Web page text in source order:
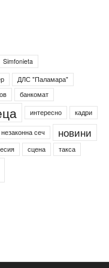
Simfonieta
ДЛС "Паламара"
банкомат
интересно кадри
незаконна сеч новини
сцена такса